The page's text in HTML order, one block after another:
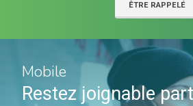
ÊTRE RAPPELÉ
Mobile
Restez joignable